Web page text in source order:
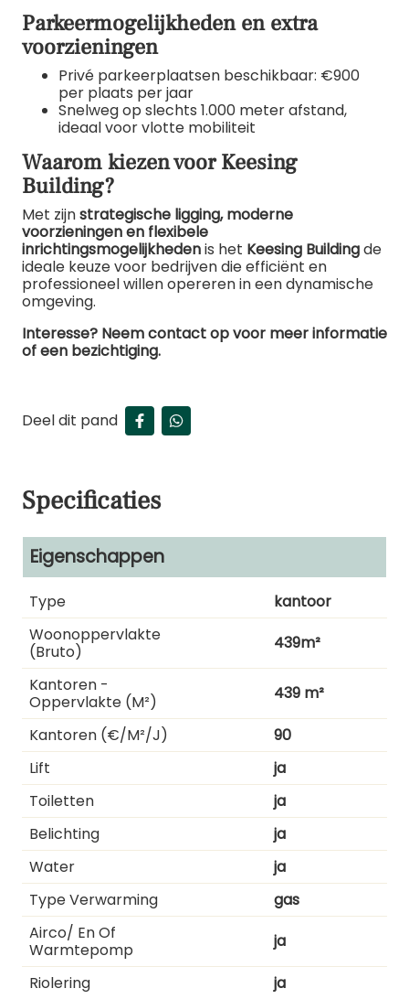
Parkeermogelijkheden en extra
voorzieningen
Privé parkeerplaatsen beschikbaar: €900
per plaats per jaar
Snelweg op slechts 1.000 meter afstand,
ideaal voor vlotte mobiliteit
Waarom kiezen voor Keesing
Building?
Met zijnstrategische ligging, moderne
voorzieningen en flexibele
inrichtingsmogelijkhedenis het Keesing Buildingde
ideale keuze voor bedrijven die efficiënt en
professioneel willen opereren in een dynamische
omgeving.
Interesse? Neem contact op voor meer informatie
of een bezichtiging.
Deel dit pand
Specificaties
Eigenschappen
Type
kantoor
Woonoppervlakte
(bruto)
439m²
Kantoren -
Oppervlakte (m²)
439 m²
Kantoren (€/m²/j)
90
Lift
ja
Toiletten
ja
Belichting
ja
Water
ja
Type Verwarming
gas
Airco/ En Of
Warmtepomp
ja
Riolering
ja